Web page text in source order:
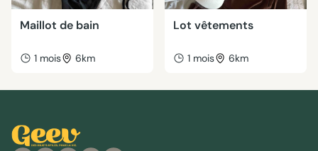
Maillot de bain
1 mois 6km
Lot vêtements
1 mois 6km